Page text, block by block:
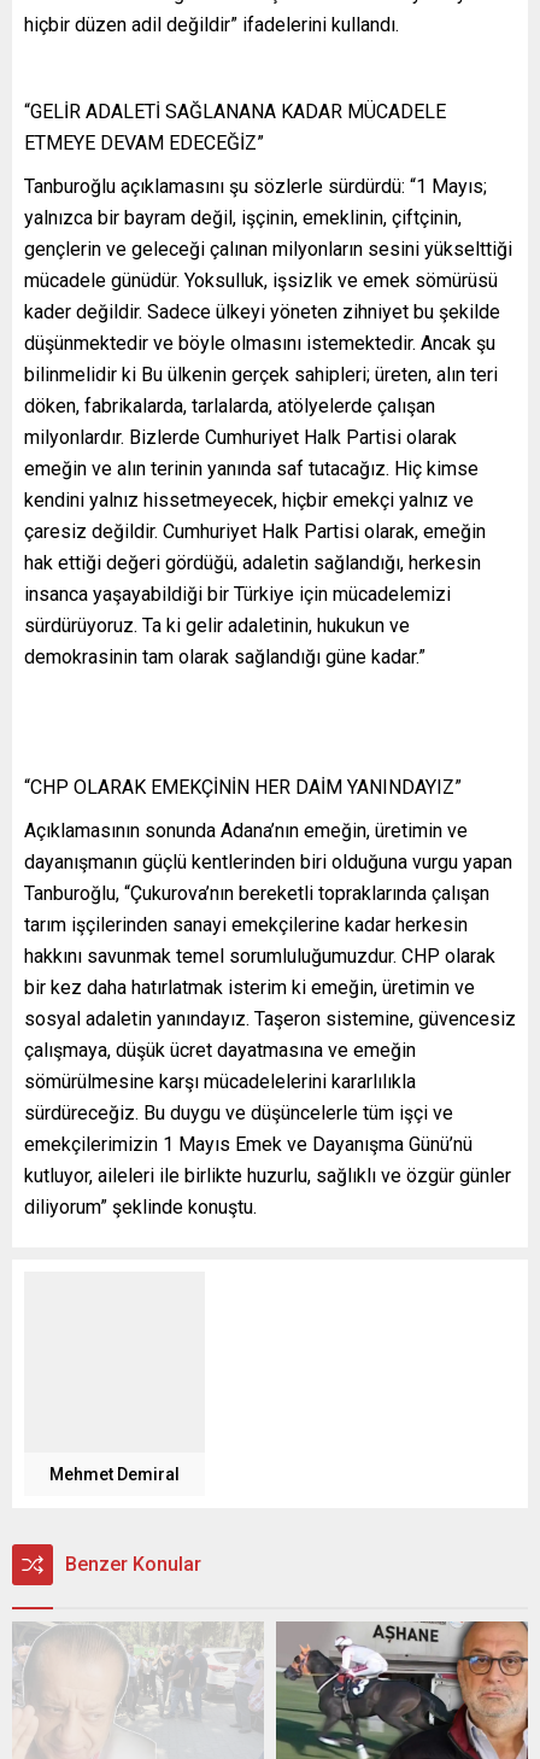
hiçbir düzen adil değildir” ifadelerini kullandı.
“GELİR ADALETİ SAĞLANANA KADAR MÜCADELE
ETMEYE DEVAM EDECEĞİZ”
Tanburoğlu açıklamasını şu sözlerle sürdürdü: “1 Mayıs;
yalnızca bir bayram değil, işçinin, emeklinin, çiftçinin,
gençlerin ve geleceği çalınan milyonların sesini yükselttiği
mücadele günüdür. Yoksulluk, işsizlik ve emek sömürüsü
kader değildir. Sadece ülkeyi yöneten zihniyet bu şekilde
düşünmektedir ve böyle olmasını istemektedir. Ancak şu
bilinmelidir ki Bu ülkenin gerçek sahipleri; üreten, alın teri
döken, fabrikalarda, tarlalarda, atölyelerde çalışan
milyonlardır. Bizlerde Cumhuriyet Halk Partisi olarak
emeğin ve alın terinin yanında saf tutacağız. Hiç kimse
kendini yalnız hissetmeyecek, hiçbir emekçi yalnız ve
çaresiz değildir. Cumhuriyet Halk Partisi olarak, emeğin
hak ettiği değeri gördüğü, adaletin sağlandığı, herkesin
insanca yaşayabildiği bir Türkiye için mücadelemizi
sürdürüyoruz. Ta ki gelir adaletinin, hukukun ve
demokrasinin tam olarak sağlandığı güne kadar.”
“CHP OLARAK EMEKÇİNİN HER DAİM YANINDAYIZ”
Açıklamasının sonunda Adana’nın emeğin, üretimin ve
dayanışmanın güçlü kentlerinden biri olduğuna vurgu yapan
Tanburoğlu, “Çukurova’nın bereketli topraklarında çalışan
tarım işçilerinden sanayi emekçilerine kadar herkesin
hakkını savunmak temel sorumluluğumuzdur. CHP olarak
bir kez daha hatırlatmak isterim ki emeğin, üretimin ve
sosyal adaletin yanındayız. Taşeron sistemine, güvencesiz
çalışmaya, düşük ücret dayatmasına ve emeğin
sömürülmesine karşı mücadelelerini kararlılıkla
sürdüreceğiz. Bu duygu ve düşüncelerle tüm işçi ve
emekçilerimizin 1 Mayıs Emek ve Dayanışma Günü’nü
kutluyor, aileleri ile birlikte huzurlu, sağlıklı ve özgür günler
diliyorum” şeklinde konuştu.
Mehmet Demiral
Benzer Konular